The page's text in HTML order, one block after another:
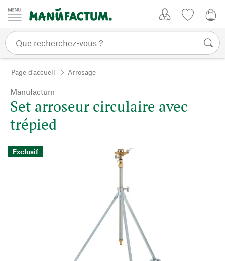
Passer au contenu
Page d'accueil Arrosage
Manufactum
Set arroseur circulaire avec
trépied
Exclusif